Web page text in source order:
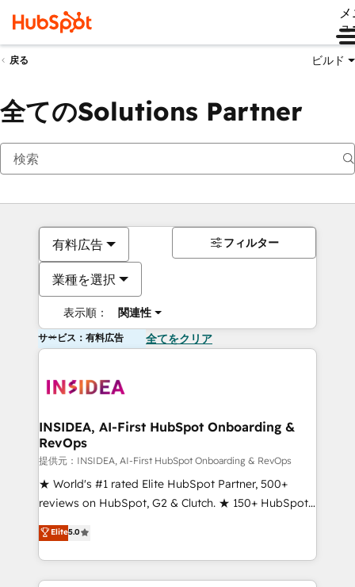
ュ
戻る ビルド
全てのSolutions Partner
有料広告
業種を選択
表示順： 関連性
フィルター
サービス：有料広告 全てをクリア
INSIDEA, AI-First HubSpot Onboarding &
RevOps
提供元：INSIDEA, AI-First HubSpot Onboarding & RevOps
★ World's #1 rated Elite HubSpot Partner, 500+
reviews on HubSpot, G2 & Clutch. ★ 150+ HubSpot
Certified Experts & Trainers across the team ★
1,500+ implementations across five continents ★ AI-
First, RevOps-led, Onboarding obsessed ★
Company of the Year 2024/25 INSIDEA helps
Elite5.0